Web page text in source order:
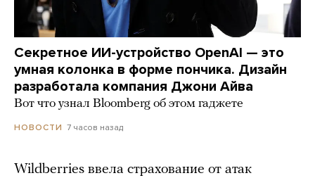
Секретное ИИ-устройство OpenAI — это
умная колонка в форме пончика. Дизайн
разработала компания Джони Айва
Вот что узнал Bloomberg об этом гаджете
НОВОСТИ 7 часов назад
Wildberries ввела страхование от атак